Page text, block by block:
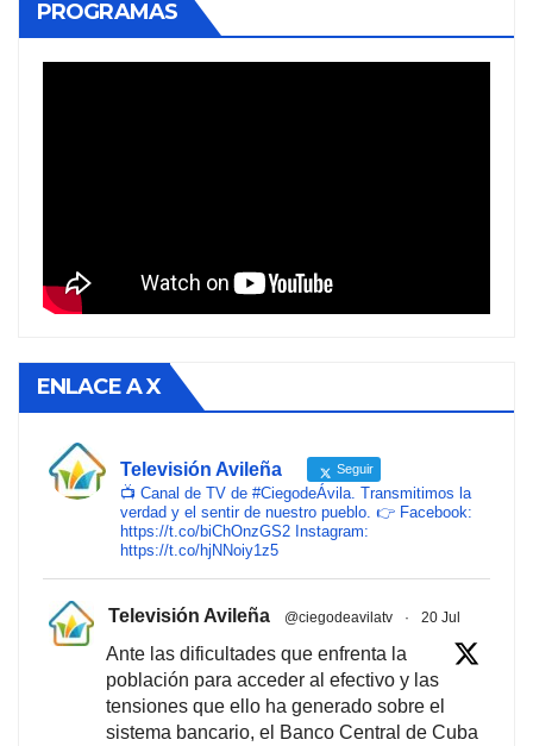
PROGRAMAS
ENLACE A X
Televisión Avileña Seguir
📺 Canal de TV de #CiegodeÁvila. Transmitimos la
verdad y el sentir de nuestro pueblo. 👉 Facebook:
https://t.co/biChOnzGS2 Instagram:
https://t.co/hjNNoiy1z5
Televisión Avileña @ciegodeavilatv · 20 Jul
Ante las dificultades que enfrenta la
población para acceder al efectivo y las
tensiones que ello ha generado sobre el
sistema bancario, el Banco Central de Cuba